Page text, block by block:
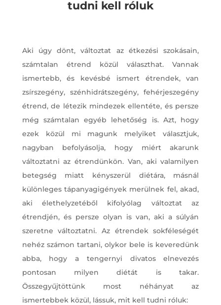
tudni kell róluk
Aki úgy dönt, változtat az étkezési szokásain,
számtalan étrend közül választhat. Vannak
ismertebb, és kevésbé ismert étrendek, van
zsírszegény, szénhidrátszegény, fehérjeszegény
étrend, de létezik mindezek ellentéte, és persze
még számtalan egyéb lehetőség is. Azt, hogy
ezek közül mi magunk melyiket választjuk,
nagyban befolyásolja, hogy miért akarunk
változtatni az étrendünkön. Van, aki valamilyen
betegség miatt kényszerül diétára, másnál
különleges tápanyagigények merülnek fel, akad,
aki élethelyzetéből kifolyólag változtat az
étrendjén, és persze olyan is van, aki a súlyán
szeretne változtatni. Az étrendek sokféleségét
nehéz számon tartani, olykor bele is keveredünk
abba, hogy a tengernyi divatos elnevezés
pontosan milyen diétát is takar.
Összegyűjtöttünk most néhányat az
ismertebbek közül, lássuk, mit kell tudni róluk: